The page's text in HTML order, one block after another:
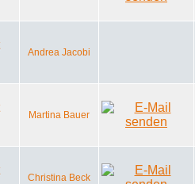
Andrea Jacobi
Martina Bauer
Christina Beck